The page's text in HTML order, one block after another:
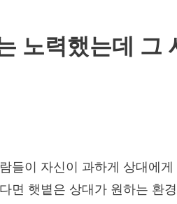
노력했는데 그
들이 자신이 과하게 상대에
면 햇볕은 상대가 원하는 환